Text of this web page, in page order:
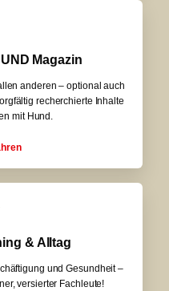
Magazin
anderen – optional auch
recherchierte Inhalte
mit Hund.
& Alltag
und Gesundheit –
versierter Fachleute!